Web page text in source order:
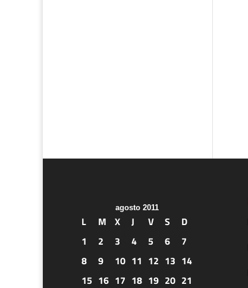
agosto 2011
L M X J V S
D
1
2 3 4 5 6
7
8
9 10 11 12 13 14
15 16 17 18 19 20 21